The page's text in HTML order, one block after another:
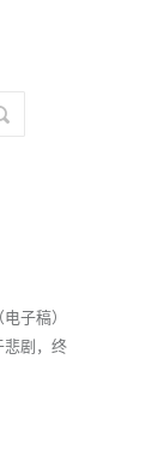
子稿）
剧，终